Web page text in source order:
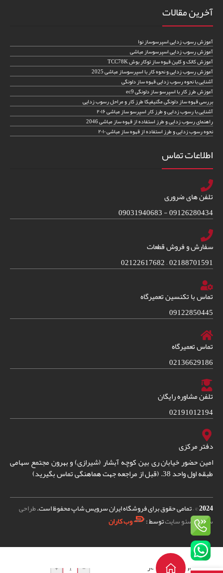
آخرین مقالات
آموزش رسوب زدایی اسپرسوساز نوا
آموزش رسوب زدایی اسپرسوساز مباشی
آموزش کالک و کلین قهوه ساز توکار بوش TCC78K
آموزش رسوب زدایی و نحوه کار با اسپرسوساز مباشی 2025
آشنایی با نحوه رسوب زدایی قهوه ساز دلونگی
آموزش طرز کار با اسپرسو ساز دلونگی ec9
بررسی قهوه ساز دلونگی مگنیفیکا طرز کار و مراحل رسوب زدایی
آشنایی با رسوب زدایی و طرز کار اسپرسو ساز مباشی ۲۰۱۶
راهنمای رسوب زدایی و طرز استفاده از قهوه ساز مباشی 2046
نحوه رسوب زدایی و طرز استفاده از قهوه ساز مباشی ۲۰۱۰
اطلاعات تماس
تلفن های ضروری
09126280434 - 09031940683
سفارش و فروش قطعات
02188701591 – 02122617682
تماس با تکنسین تعمیرگاه
09122850445
تماس تعمیرگاه
02136629186
تلفن مشاوره رایگان
02191012194
دفتر مرکزی
امین حضور خیابان ری بین کوچه آبشار (شیرازی) و بهرون مجتمع سهامی
طبقه اول واحد 38. (قبل از مراجعه جهت هماهنگی تماس بگیرید)
2024© – تمامی حقوق برای فروشگاه ایران سرویس شاپ محفوظ است.طراحی
سایتوسئو سایتتوسط : وب کاران
اورینگ نازل بخار
-
+